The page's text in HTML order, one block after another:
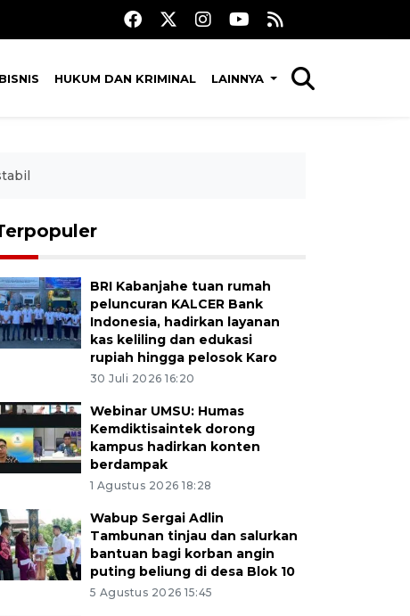
HUKUM DAN KRIMINAL LAINNYA
BRI Kabanjahe tuan rumah
peluncuran KALCER Bank
Indonesia, hadirkan layanan
kas keliling dan edukasi
rupiah hingga pelosok Karo
30 Juli 2026 16:20
Webinar UMSU: Humas
Kemdiktisaintek dorong
kampus hadirkan konten
berdampak
1 Agustus 2026 18:28
Wabup Sergai Adlin
Tambunan tinjau dan salurkan
bantuan bagi korban angin
puting beliung di desa Blok 10
5 Agustus 2026 15:45